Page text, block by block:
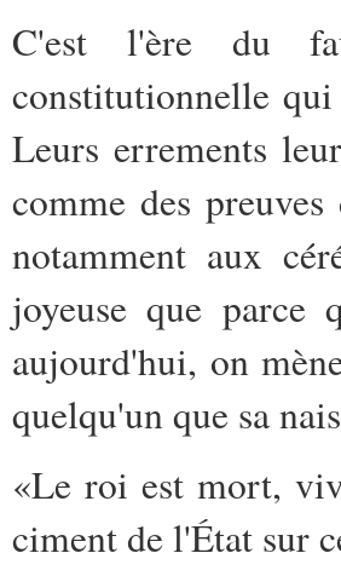
C'est l'ère du
constitutionnelle
Leurs errements
comme des
notamment aux
joyeuse que
aujourd'hui, on
quelqu'un que sa
«Le roi est mort,
ciment de l'État sur